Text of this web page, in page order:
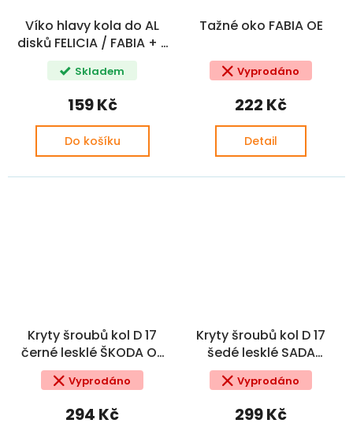
Víko hlavy kola do AL
disků FELICIA / FABIA + II
/ OCTAVIA + II / SUPERB
+ II / CITIGO /
ROOMSTER OE
(6U0601151LMHB,
1U06011497ZS,
6U0601151L,
6Y0601149MHB)
Skladem
159 Kč
Do košíku
Tažné oko FABIA OE
Vyprodáno
222 Kč
Detail
Kryty šroubů kol D 17
černé lesklé ŠKODA OE
SADA
Vyprodáno
294 Kč
Kryty šroubů kol D 17
šedé lesklé SADA
ŠKODA OE
Vyprodáno
299 Kč